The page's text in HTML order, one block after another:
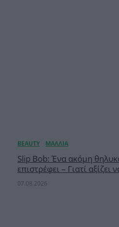
Slip Bob: Ένα ακόμη
επιστρέφει – Γιατί αξίζει
07.08.2026